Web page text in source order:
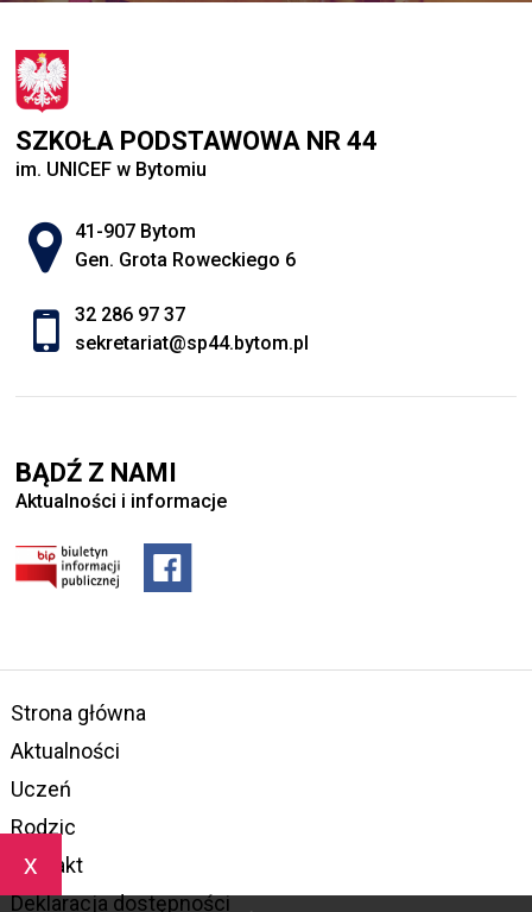
x
SZKOŁA PODSTAWOWA NR 44
im. UNICEF w Bytomiu
Adres pocztowy:
41-907 Bytom
Gen. Grota Roweckiego 6
32 286 97 37
sekretariat@sp44.bytom.pl
BĄDŹ Z NAMI
Aktualności i informacje
Strona główna
Aktualności
Uczeń
Rodzic
Kontakt
Deklaracja dostępności